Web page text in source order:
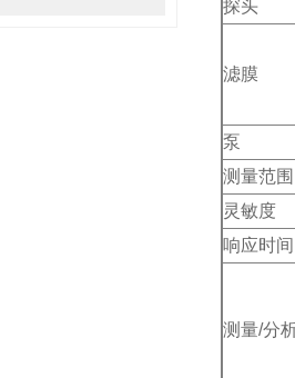
探头
滤膜
泵
测量范围
灵敏度
响应时间
测量/分